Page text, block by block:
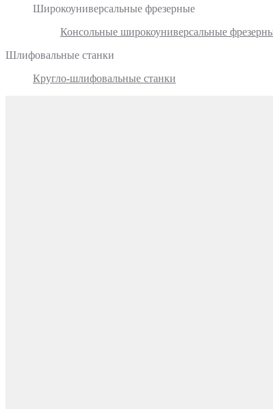
Широкоуниверсальные фрезерные
Консольные широкоуниверсальные
Шлифовальные станки
Кругло-шлифовальные станки